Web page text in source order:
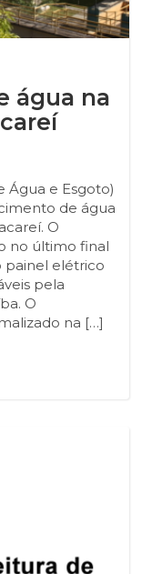
água na
Água e Esgoto)
de água
O
no último final
painel elétrico
pela
O
na […]